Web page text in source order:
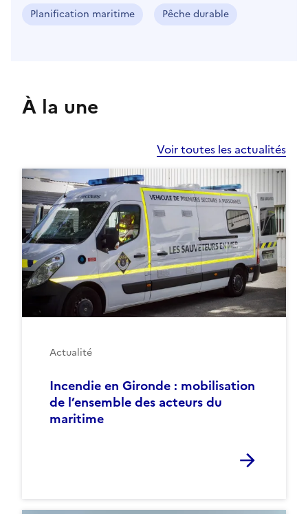
Planification maritime Pêche durable
À la une
Voir toutes les actualités
Incendie en Gironde : mobilisation
de l’ensemble des acteurs du
maritime
Actualité